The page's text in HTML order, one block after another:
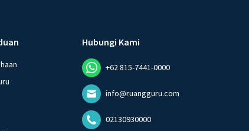
Hubungi Kami
+62 815-7441-0000
info@ruangguru.com
02130930000